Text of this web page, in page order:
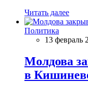
Читать далее
Политика
13 февраль
Молдова
в